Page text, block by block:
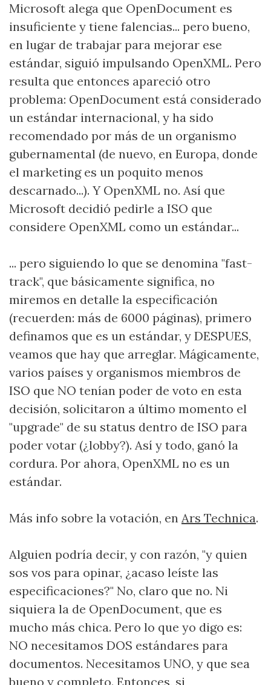
Microsoft alega que OpenDocument es
insuficiente y tiene falencias... pero bueno,
en lugar de trabajar para mejorar ese
estándar, siguió impulsando OpenXML. Pero
resulta que entonces apareció otro
problema: OpenDocument está considerado
un estándar internacional, y ha sido
recomendado por más de un organismo
gubernamental (de nuevo, en Europa, donde
el marketing es un poquito menos
descarnado...). Y OpenXML no. Así que
Microsoft decidió pedirle a ISO que
considere OpenXML como un estándar...
... pero siguiendo lo que se denomina "fast-
track", que básicamente significa, no
miremos en detalle la especificación
(recuerden: más de 6000 páginas), primero
definamos que es un estándar, y DESPUES,
veamos que hay que arreglar. Mágicamente,
varios países y organismos miembros de
ISO que NO tenían poder de voto en esta
decisión, solicitaron a último momento el
"upgrade" de su status dentro de ISO para
poder votar (¿lobby?). Así y todo, ganó la
cordura. Por ahora, OpenXML no es un
estándar.
Más info sobre la votación, en Ars Technica.
Alguien podría decir, y con razón, "y quien
sos vos para opinar, ¿acaso leíste las
especificaciones?" No, claro que no. Ni
siquiera la de OpenDocument, que es
mucho más chica. Pero lo que yo digo es:
NO necesitamos DOS estándares para
documentos. Necesitamos UNO, y que sea
bueno y completo. Entonces, si